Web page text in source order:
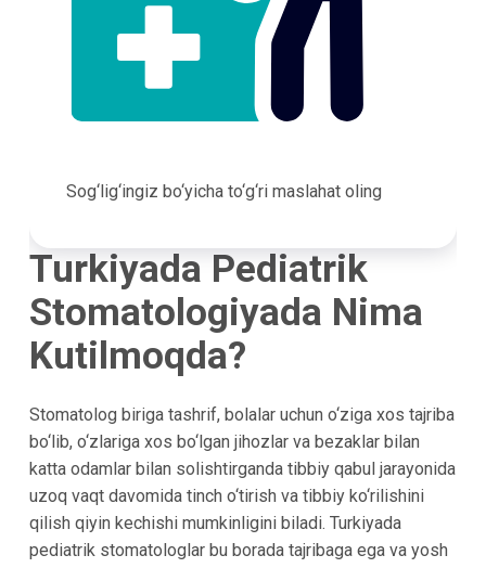
Sog‘lig‘ingiz bo‘yicha to‘g‘ri maslahat oling
Turkiyada Pediatrik
Stomatologiyada Nima
Kutilmoqda?
Stomatolog biriga tashrif, bolalar uchun o‘ziga xos tajriba
bo‘lib, o‘zlariga xos bo‘lgan jihozlar va bezaklar bilan
katta odamlar bilan solishtirganda tibbiy qabul jarayonida
uzoq vaqt davomida tinch o‘tirish va tibbiy ko‘rilishini
qilish qiyin kechishi mumkinligini biladi. Turkiyada
pediatrik stomatologlar bu borada tajribaga ega va yosh